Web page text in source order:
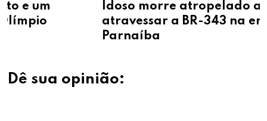
Idoso morre atropelado ao tentar
atravessar a BR-343 na entrada de
Dê sua opinião: